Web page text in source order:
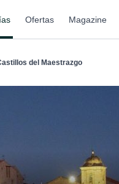
Ofertas Magazine
del Maestrazgo